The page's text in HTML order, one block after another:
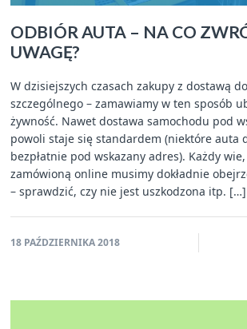
ODBIÓR AUTA – NA CO
UWAGĘ?
W dzisiejszych czasach zakupy z dostawą
szczególnego – zamawiamy w ten sposób
żywność. Nawet dostawa samochodu pod
powoli staje się standardem (niektóre auta
bezpłatnie pod wskazany adres). Każdy
zamówioną online musimy dokładnie
– sprawdzić, czy nie jest uszkodzona itp. […]
18 PAŹDZIERNIKA 2018